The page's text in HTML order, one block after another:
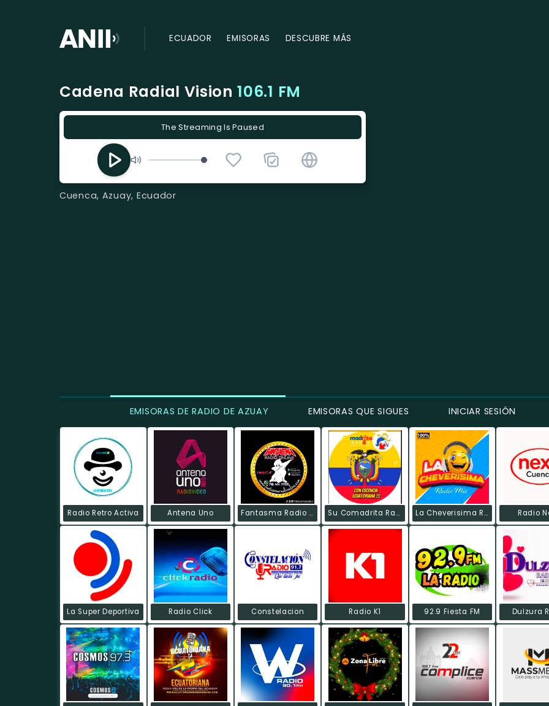
ECUADOR EMISORAS DESCUBRE MÁS
Cadena Radial Vision106.1 FM
The Streaming Is Paused
Cuenca, Azuay, Ecuador
EMISORAS DE RADIO DE AZUAY EMISORAS QUE SIGUES INICIAR SESIÓN
Radio Retro Activa Antena Uno Fantasma Radio Online Su Comadrita Radio La Cheverisima Radio Mix. Radio
La Super Deportiva Radio Click Constelacion Radio K1 92.9 Fiesta FM Dulzura